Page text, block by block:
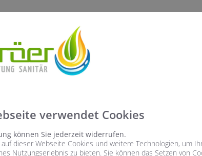
verwendet Cookies
können Sie jederzeit widerrufen.
dieser Webseite Cookies und weitere Technologien, um
Nutzungserlebnis zu bieten. Sie können das Setzen von